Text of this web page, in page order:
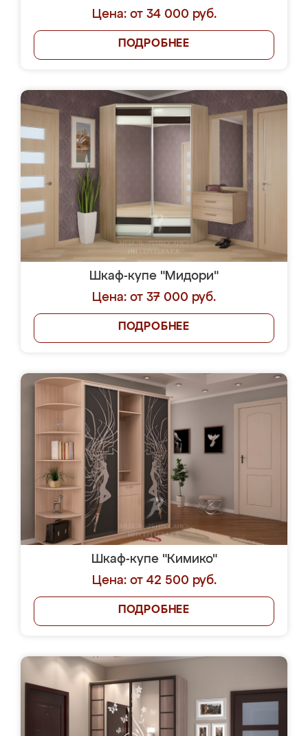
Цена: от 34 000 руб.
ПОДРОБНЕЕ
Шкаф-купе "Мидори"
Цена: от 37 000 руб.
ПОДРОБНЕЕ
Шкаф-купе "Кимико"
Цена: от 42 500 руб.
ПОДРОБНЕЕ